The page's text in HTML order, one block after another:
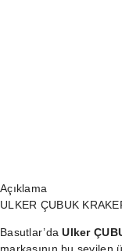
Açıklama
ULKER ÇUBUK
Basutlar’daUlker